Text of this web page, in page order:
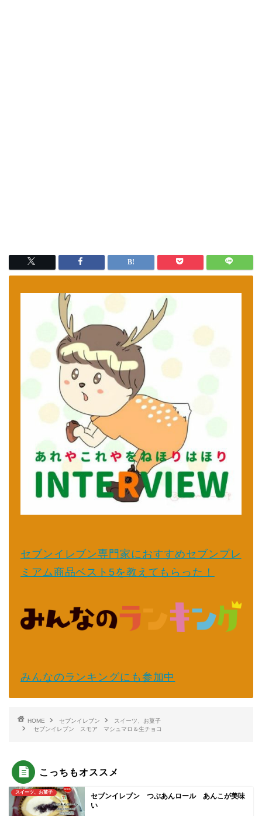
セブンイレブン専門家におすすめセブンプレ
ミアム商品ベスト5を教えてもらった！
みんなのランキングにも参加中
HOME セブンイレブン
スイーツ、お菓子
セブンイレブン スモア マシュマロ＆生チョコ
こっちもオススメ
スイーツ、お菓子
セブンイレブン つぶあんロール あんこが美味
い